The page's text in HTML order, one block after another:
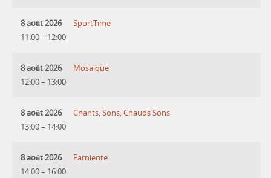
8 août 2026
11:00– 12:00
SportTime
8 août 2026
12:00– 13:00
Mosaique
8 août 2026
13:00– 14:00
Chants, Sons, Chauds Sons
8 août 2026
14:00– 16:00
Farniente